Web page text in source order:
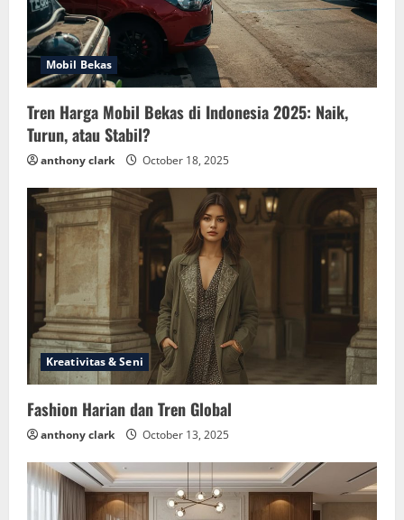
Mobil Bekas
Tren Harga Mobil Bekas di Indonesia 2025: Naik,
Turun, atau Stabil?
anthony clark October 18, 2025
Kreativitas & Seni
Fashion Harian dan Tren Global
anthony clark October 13, 2025